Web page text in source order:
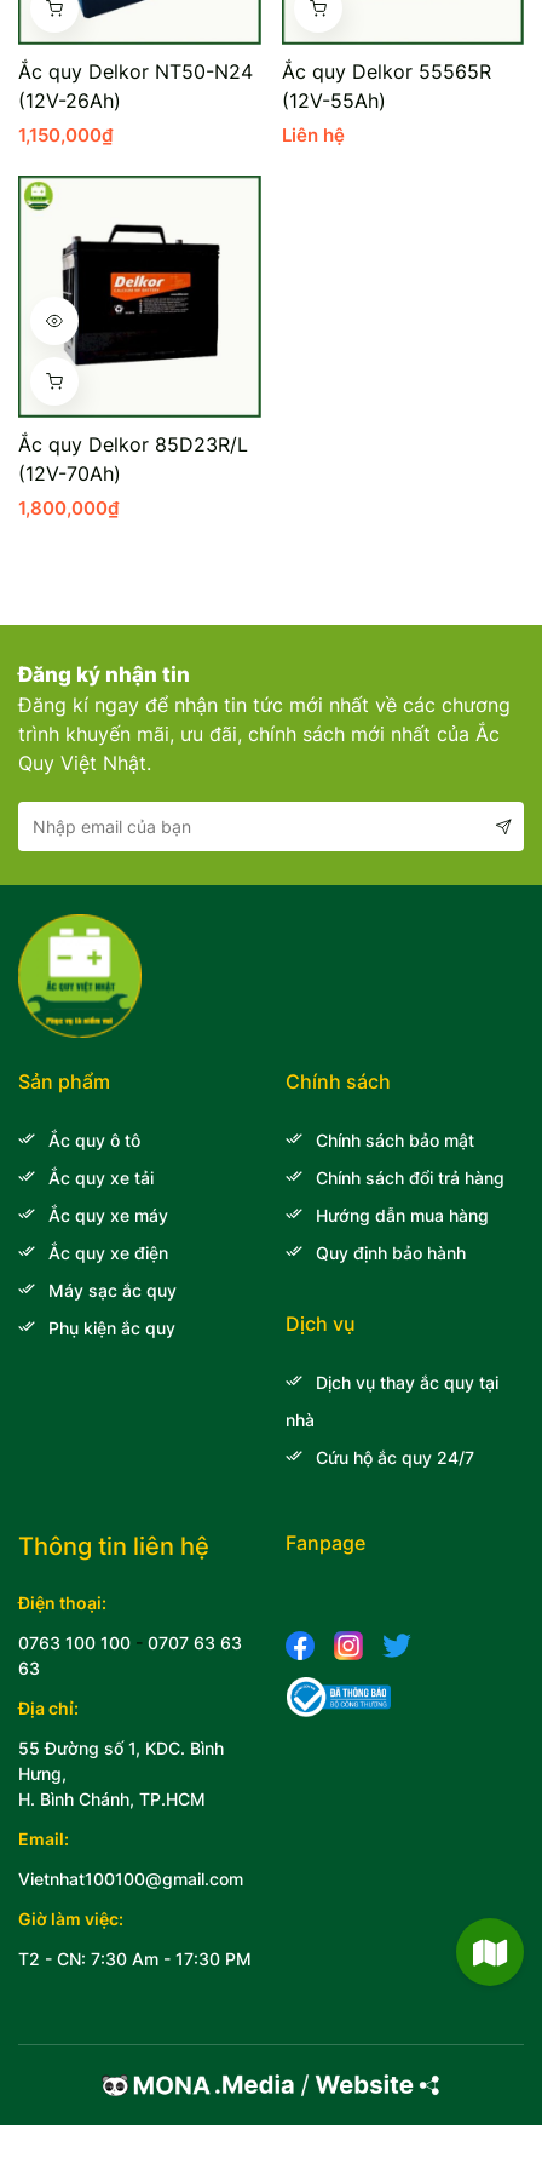
Vinfast
Long
Ắc quy Delkor NT50-N24
(12V-26Ah)
1,150,000₫
Ắc quy Delkor 55565R
(12V-55Ah)
Liên hệ
Ắc quy Delkor 85D23R/L
(12V-70Ah)
1,800,000₫
Đăng ký nhận tin
Đăng kí ngay để nhận tin tức mới nhất về các chương
trình khuyến mãi, ưu đãi, chính sách mới nhất của Ắc
Quy Việt Nhật.
Thông tin liên hệ
Điện thoại:
0763 100 100 - 0707 63 63
63
Địa chỉ:
55 Đường số 1, KDC. Bình
Hưng,
H. Bình Chánh, TP.HCM
Email:
Vietnhat100100@gmail.com
Giờ làm việc:
T2 - CN: 7:30 Am - 17:30 PM
Sản phẩm
Ắc quy ô tô
Ắc quy xe tải
Ắc quy xe máy
Ắc quy xe điện
Máy sạc ắc quy
Phụ kiện ắc quy
Chính sách
Chính sách bảo mật
Chính sách đổi trả hàng
Hướng dẫn mua hàng
Quy định bảo hành
Dịch vụ
Dịch vụ thay ắc quy tại
nhà
Cứu hộ ắc quy 24/7
Fanpage